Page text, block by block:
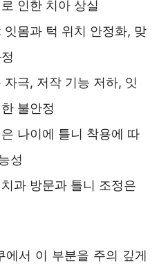
인한 치아 상실
잇몸과 턱 위치 안정화, 맞
자극, 저작 기능 저하, 잇
불안정
나이에 틀니 착용에 따
성
과 방문과 틀니 조정은
에서 이 부분을 주의 깊게